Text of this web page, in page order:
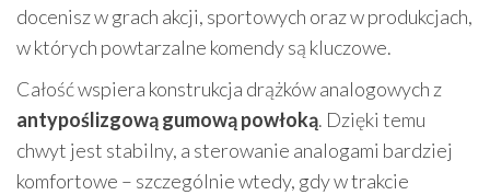
docenisz w grach akcji, sportowych oraz w produkcjach,
w których powtarzalne komendy są kluczowe.
Całość wspiera konstrukcja drążków analogowych z
antypoślizgową gumową powłoką. Dzięki temu
chwyt jest stabilny, a sterowanie analogami bardziej
komfortowe – szczególnie wtedy, gdy w trakcie